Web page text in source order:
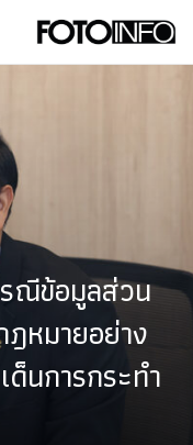
ณีข้อมูลส่วน
หมายอย่าง
นการกระทำ